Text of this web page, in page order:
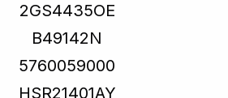
2GS4435OE
B49142N
5760059000
HSR21401AY